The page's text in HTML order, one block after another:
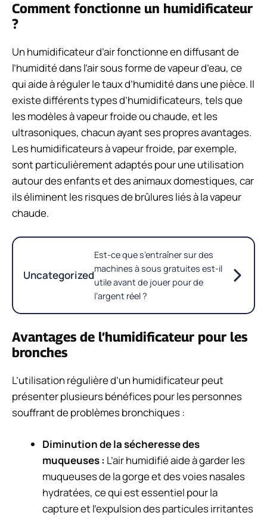
Comment fonctionne un humidificateur
?
Un humidificateur d’air fonctionne en diffusant de
l’humidité dans l’air sous forme de vapeur d’eau, ce
qui aide à réguler le taux d’humidité dans une pièce. Il
existe différents types d’humidificateurs, tels que
les modèles à vapeur froide ou chaude, et les
ultrasoniques, chacun ayant ses propres avantages.
Les humidificateurs à vapeur froide, par exemple,
sont particulièrement adaptés pour une utilisation
autour des enfants et des animaux domestiques, car
ils éliminent les risques de brûlures liés à la vapeur
chaude.
Uncategorized
Est-ce que s’entraîner sur des
machines à sous gratuites est-il
utile avant de jouer pour de
l’argent réel ?
Avantages de l’humidificateur pour les
bronches
L’utilisation régulière d’un humidificateur peut
présenter plusieurs bénéfices pour les personnes
souffrant de problèmes bronchiques :
Diminution de la sécheresse des
muqueuses : L’air humidifié aide à garder les
muqueuses de la gorge et des voies nasales
hydratées, ce qui est essentiel pour la
capture et l’expulsion des particules irritantes